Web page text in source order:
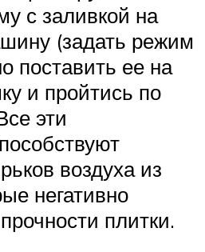
с заливкой на
(задать режим
поставить ее на
и пройтись по
эти
воздуха из
негативно
плитки.